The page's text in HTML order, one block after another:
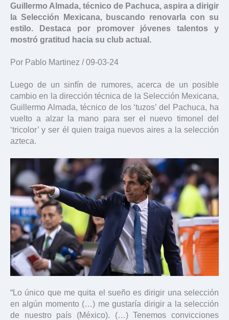
Guillermo Almada, técnico de Pachuca, aspira a dirigir
la Selección Mexicana, buscando renovarla con su
estilo. Destaca por promover jóvenes talentos y
mostró gratitud hacia su club actual.
Por Pablo Martinez / 09-03-24
Luego de un sinfín de rumores, acerca de un posible
cambio en la dirección técnica de la Selección Mexicana,
Guillermo Almada, técnico de los ‘tuzos’ del Pachuca, ha
vuelto a alzar la mano para ser el nuevo timonel del
‘tricolor’ y ser él quien traiga nuevos aires a la selección
azteca.
“Lo único que me quita el sueño es dirigir una selección
en algún momento (…) me gustaría dirigir a la selección
de nuestro país (México). (…) Tenemos convicciones